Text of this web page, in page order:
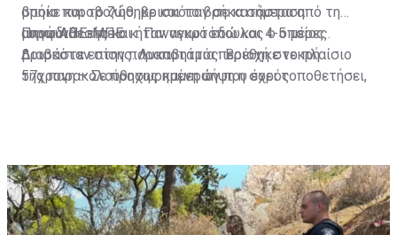
βρήκε και το ζώο, βρισκόταν σε κατάσταση
αποσύνθεσης και ήταν νεκρό εδώ και 4-5 μέρες.
οποίο πυροβολήθηκε και το βρήκα σήμερα από τη
μυρωδιά» είπε ο κ. Παναγιωτόπουλος ο οποίος
βρισκόταν στην παραποτάμια περιοχή στο πλαίσιο
της παρακολούθησης καμερών που έχει τοποθετήσει,
Πηγή: ΑΠΕ-ΜΠΕ
Διαβάστε επίσης:Λυκαβηττός: Βρέθηκε νεκρή
57χρονη – Σε προχωρημένη σήψη η σορός